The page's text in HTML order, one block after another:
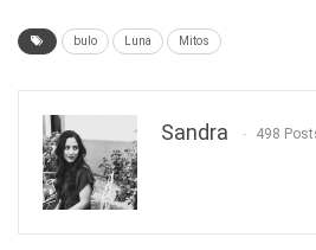
bulo Luna Mitos
Sandra 498